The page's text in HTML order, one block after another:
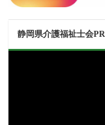
静岡県介護福祉士会PR